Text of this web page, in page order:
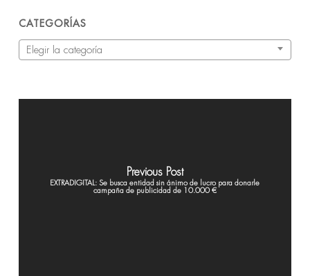
CATEGORÍAS
Categorías
Elegir la categoría
Previous Post
EXTRADIGITAL: Se busca entidad sin ánimo de lucro para donarle
campaña de publicidad de 10.000 €